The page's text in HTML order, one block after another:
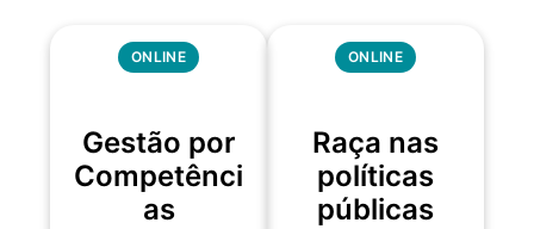
ONLINE
Gestão por
Competênci
as
ONLINE
Raça nas
políticas
públicas